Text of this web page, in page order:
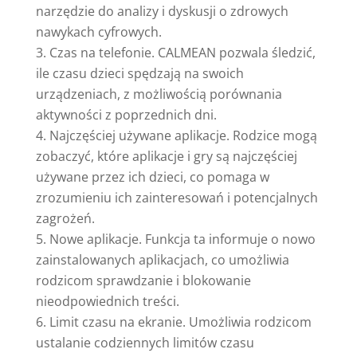
narzędzie do analizy i dyskusji o zdrowych
nawykach cyfrowych.
Czas na telefonie. CALMEAN pozwala śledzić,
ile czasu dzieci spędzają na swoich
urządzeniach, z możliwością porównania
aktywności z poprzednich dni.
Najczęściej używane aplikacje. Rodzice mogą
zobaczyć, które aplikacje i gry są najczęściej
używane przez ich dzieci, co pomaga w
zrozumieniu ich zainteresowań i potencjalnych
zagrożeń.
Nowe aplikacje. Funkcja ta informuje o nowo
zainstalowanych aplikacjach, co umożliwia
rodzicom sprawdzanie i blokowanie
nieodpowiednich treści.
Limit czasu na ekranie. Umożliwia rodzicom
ustalanie codziennych limitów czasu